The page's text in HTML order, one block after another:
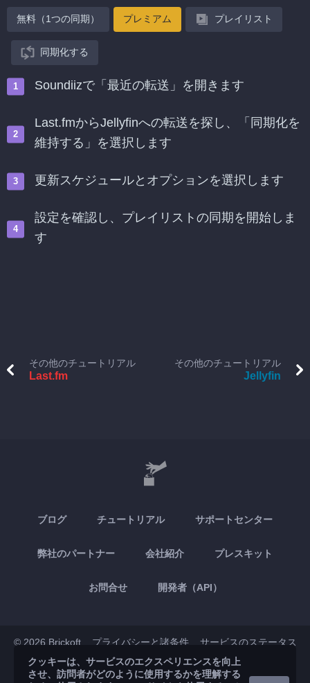
無料（1つの同期） プレミアム プレイリスト
同期化する
Soundiizで「最近の転送」を開きます
Last.fmからJellyfinへの転送を探し、「同期化を
維持する」を選択します
更新スケジュールとオプションを選択します
設定を確認し、プレイリストの同期を開始しま
す
その他のチュートリアル
Last.fm
その他のチュートリアル
Jellyfin
ブログ チュートリアル サポートセンター
弊社のパートナー 会社紹介 プレスキット
お問合せ 開発者（API）
© 2026 Brickoft プライバシーと諸条件 サービスのステータス
App Store Google Play
クッキーは、サービスのエクスペリエンスを向上
させ、訪問者がどのように使用するかを理解する